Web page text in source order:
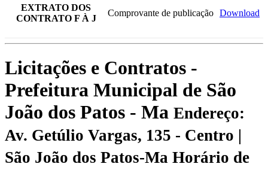
EXTRATO DOS
CONTRATO F À J
Comprovante de publicação Download
Licitações e Contratos -
Prefeitura Municipal de São
João dos Patos - Ma Endereço:
Av. Getúlio Vargas, 135 - Centro |
São João dos Patos-Ma Horário de